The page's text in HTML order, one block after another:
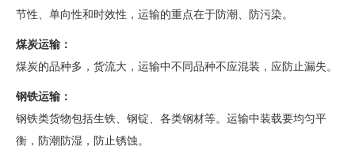
节性、单向性和时效性，运输的重点在于防潮、防污染。
煤炭运输：
煤炭的品种多，货流大，运输中不同品种不应混装，应防止漏失。
钢铁运输：
钢铁类货物包括生铁、钢锭、各类钢材等。运输中装载要均匀平
衡，防潮防湿，防止锈蚀。